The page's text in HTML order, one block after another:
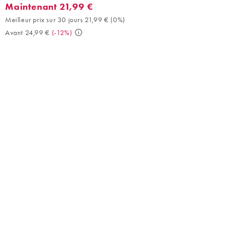
Maintenant 21,99 €. Meilleur prix sur 30 jours 21,99 € (0%).
Maintenant 21,99 €
Meilleur prix sur 30 jours 21,99 € (0%)
Avant 24,99 € (-12%)